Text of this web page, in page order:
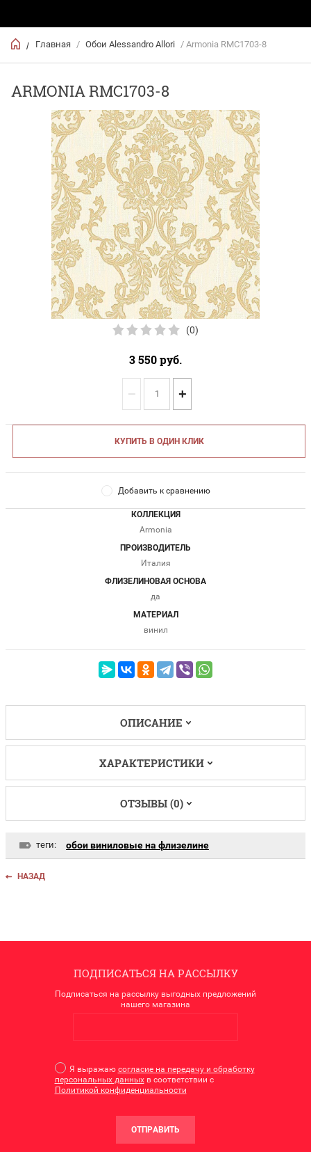
/ Главная / Обои Alessandro Allori / Armonia RMC1703-8
ARMONIA RMC1703-8
(0)
3 550руб.
− +
КУПИТЬ В ОДИН КЛИК
Добавить к сравнению
КОЛЛЕКЦИЯ
Armonia
ПРОИЗВОДИТЕЛЬ
Италия
ФЛИЗЕЛИНОВАЯ ОСНОВА
да
МАТЕРИАЛ
винил
ОПИСАНИЕ
ХАРАКТЕРИСТИКИ
ОТЗЫВЫ (0)
теги: обои виниловые на флизелине
НАЗАД
ПОДПИСАТЬСЯ НА РАССЫЛКУ
Подписаться на рассылку выгодных предложений
нашего магазина
Я выражаю согласие на передачу и обработку
персональных данныхв соответствии с
Политикой конфиденциальности
ОТПРАВИТЬ